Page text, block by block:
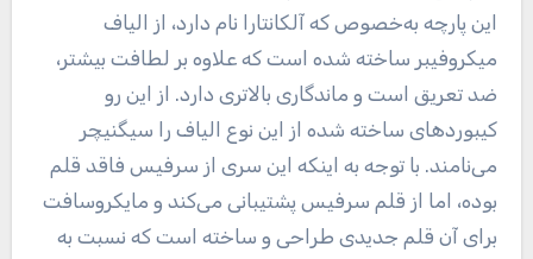
این پارچه به‌خصوص که آلکانتارا نام دارد،‌‌ از الیاف
میکرو‌‌فیبر ساخته شده است که علاوه بر لطافت بیشتر،
ضد تعریق است و ماندگاری بالاتری دارد. از این رو
کیبوردهای ساخته شده از این نوع الیاف را سیگنیچر
می‌نامند. با توجه به اینکه این سری از سرفیس فاقد قلم
بوده، اما از قلم سرفیس پشتیبانی می‌کند و مایکروسافت
برای آن قلم جدیدی طراحی و ساخته است که نسبت به